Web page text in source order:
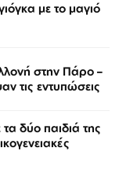
με το μαγιό
στην Πάρο –
τις εντυπώσεις
δύο παιδιά της